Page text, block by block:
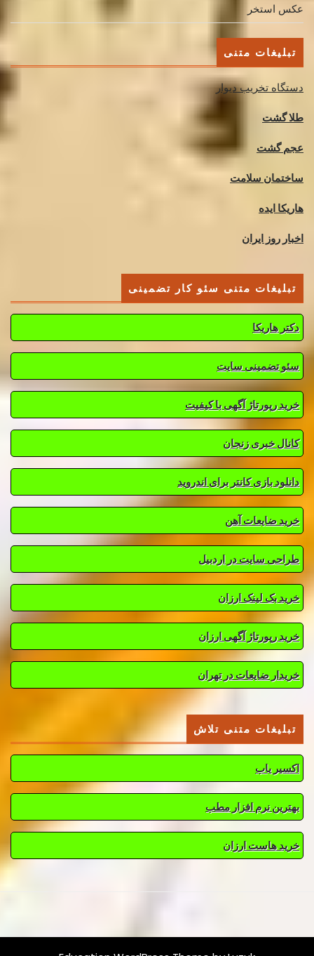
عکس استخر
تبلیغات متنی
دستگاه تخریب دیوار
طلا گشت
عجم گشت
ساختمان سلامت
هاریکا ایده
اخبار روز ایران
تبلیغات متنی سئو کار تضمینی
دکتر هاریکا
سئو تضمینی سایت
خرید رپورتاژ آگهی با کیفیت
کانال خبری زنجان
دانلود بازی کانتر برای اندروید
خرید ضایعات آهن
طراحی سایت در اردبیل
خرید بک لینک ارزان
خرید رپورتاژ آگهی ارزان
خریدار ضایعات در تهران
تبلیغات متنی تلاش
اکسیر یاب
بهترین نرم افزار مطب
خرید هاست ارزان